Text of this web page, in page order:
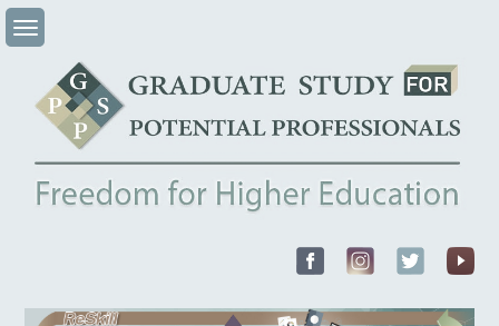
Skip